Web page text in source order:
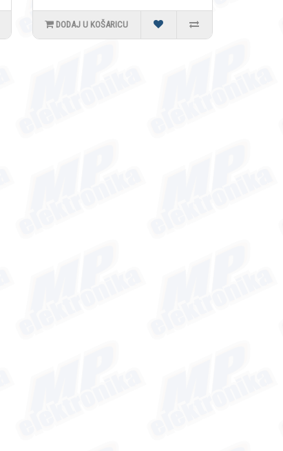
DODAJ U KOŠARICU